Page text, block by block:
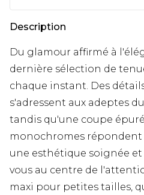
Description
Du glamour affirmé à
dernière sélection de
chaque instant. Des
s'adressent aux adeptes
tandis qu'une coupe
monochromes répondent
une esthétique soignée
vous au centre de
maxi pour petites tailles,